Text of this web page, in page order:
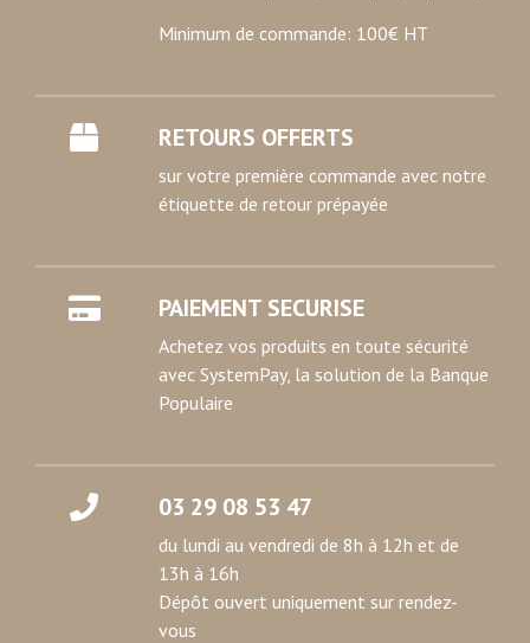
Minimum de commande: 100€ HT
RETOURS OFFERTS
sur votre première commande avec notre
étiquette de retour prépayée
PAIEMENT SECURISE
Achetez vos produits en toute sécurité
avec SystemPay, la solution de la Banque
Populaire
03 29 08 53 47
du lundi au vendredi de 8h à 12h et de
13h à 16h
Dépôt ouvert uniquement sur rendez-
vous